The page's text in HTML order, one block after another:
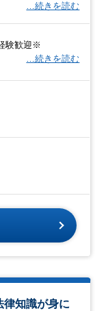
…続きを読む
験歓迎※
…続きを読む
知識が身に